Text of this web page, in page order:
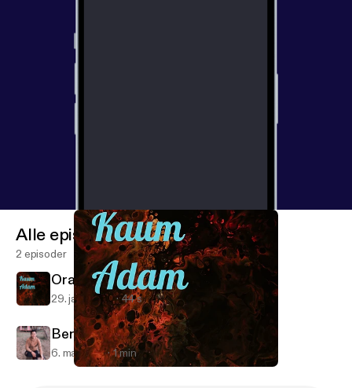
Alle episoder
2 episoder
Orang Munafik
29. jan. 2022 44 s
Bersyukur
6. maj 2021 1 min